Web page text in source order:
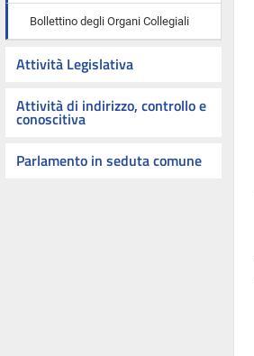
Bollettino degli Organi Collegiali
Attività Legislativa
Attività di indirizzo, controllo e
conoscitiva
Parlamento in seduta comune